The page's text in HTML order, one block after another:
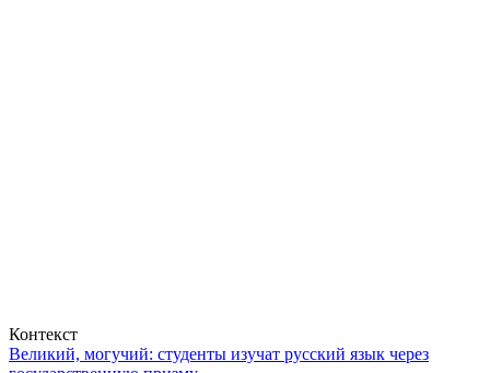
Контекст
Великий, могучий: студенты изучат русский язык через